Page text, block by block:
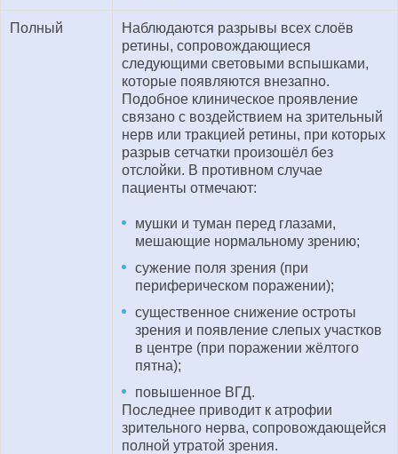
Полный
Наблюдаются разрывы всех слоёв
ретины, сопровождающиеся
следующими световыми вспышками,
которые появляются внезапно.
Подобное клиническое проявление
связано с воздействием на зрительный
нерв или тракцией ретины, при которых
разрыв сетчатки произошёл без
отслойки. В противном случае
пациенты отмечают:
мушки и туман перед глазами,
мешающие нормальному зрению;
сужение поля зрения (при
периферическом поражении);
существенное снижение остроты
зрения и появление слепых участков
в центре (при поражении жёлтого
пятна);
повышенное ВГД.
Последнее приводит к атрофии
зрительного нерва, сопровождающейся
полной утратой зрения.